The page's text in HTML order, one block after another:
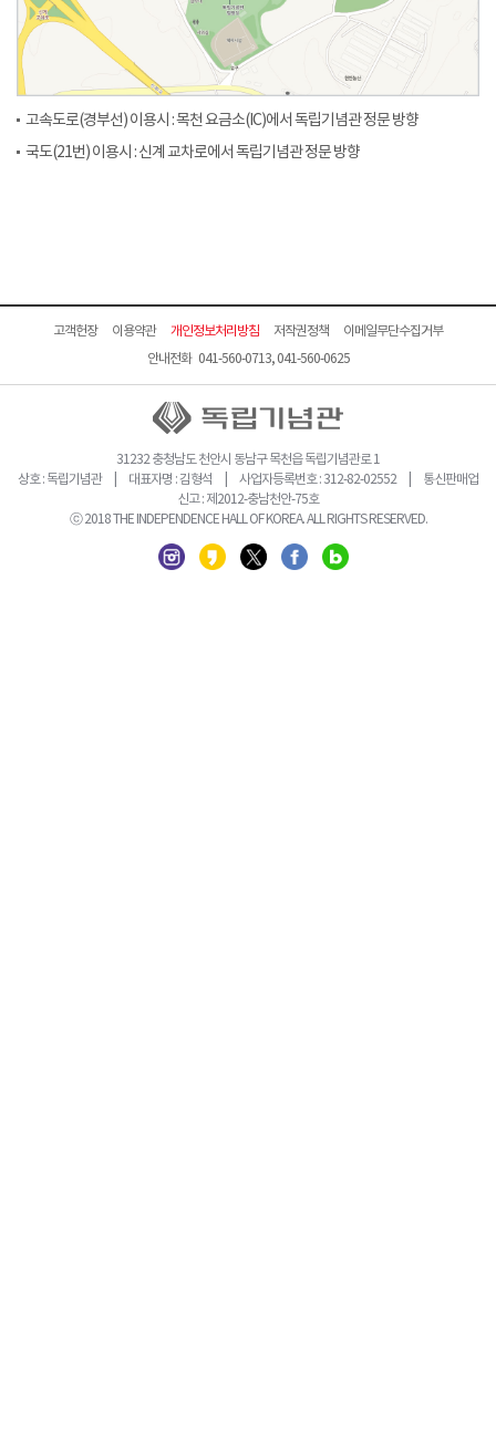
고속도로(경부선) 이용시 : 목천 요금소(IC)에서 독립기념관 정문 방향
국도(21번) 이용시 : 신계 교차로에서 독립기념관 정문 방향
고객헌장 이용약관 개인정보처리방침 저작권정책
이메일무단수집거부
안내전화 041-560-0713, 041-560-0625
31232 충청남도 천안시 동남구 목천읍 독립기념관로 1
상호 : 독립기념관 | 대표자명 : 김형석 | 사업자등록번호 : 312-82-02552 | 통신판매업
신고 : 제2012-충남천안-75호
ⓒ 2018 THE INDEPENDENCE HALL OF KOREA. ALL RIGHTS RESERVED.